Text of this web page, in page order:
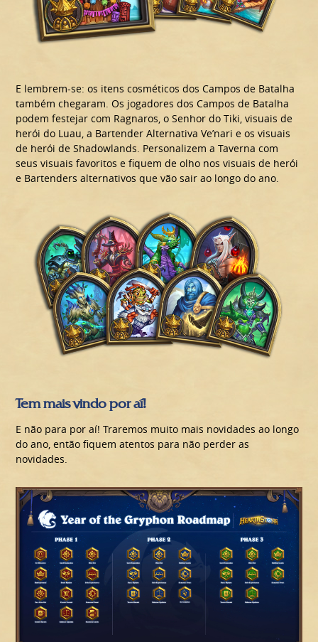
E lembrem-se: os itens cosméticos dos Campos de Batalha
também chegaram. Os jogadores dos Campos de Batalha
podem festejar com Ragnaros, o Senhor do Tiki, visuais de
herói do Luau, a Bartender Alternativa Ve’nari e os visuais
de herói de Shadowlands. Personalizem a Taverna com
seus visuais favoritos e fiquem de olho nos visuais de herói
e Bartenders alternativos que vão sair ao longo do ano.
Tem mais vindo por aí!
E não para por aí! Traremos muito mais novidades ao longo
do ano, então fiquem atentos para não perder as
novidades.